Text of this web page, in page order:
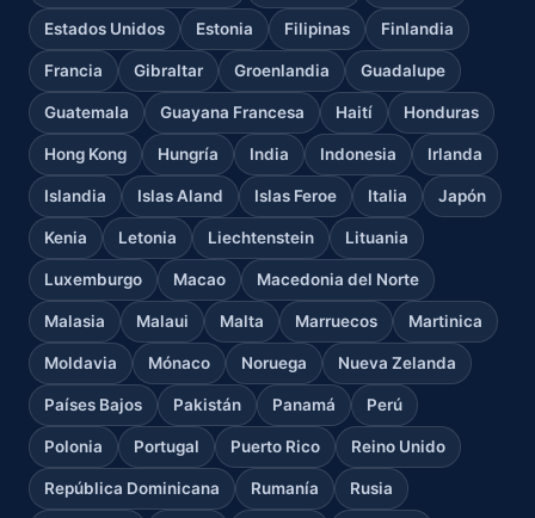
Estados Unidos Estonia Filipinas Finlandia
Francia Gibraltar Groenlandia Guadalupe
Guatemala Guayana Francesa Haití Honduras
Hong Kong Hungría India Indonesia Irlanda
Islandia Islas Aland Islas Feroe Italia Japón
Kenia Letonia Liechtenstein Lituania
Luxemburgo Macao Macedonia del Norte
Malasia Malaui Malta Marruecos Martinica
Moldavia Mónaco Noruega Nueva Zelanda
Países Bajos Pakistán Panamá Perú
Polonia Portugal Puerto Rico Reino Unido
República Dominicana Rumanía Rusia